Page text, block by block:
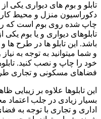
تابلو و بوم های دیواری یکی از
دکوراسیون منزل و محیط کار
چاپ شده روی بوم است که
تابلوهای دیواری و یا بوم
باشد. این تابلو ها در طرح
و شما میتوانید به توجه به
خود را چاپ و نصب کنید.
فضاهای مسکونی و تجاری
این تابلوها علاوه بر
بسیار زیادی در جلب اعتماد
اداری و تجاری با توجه به